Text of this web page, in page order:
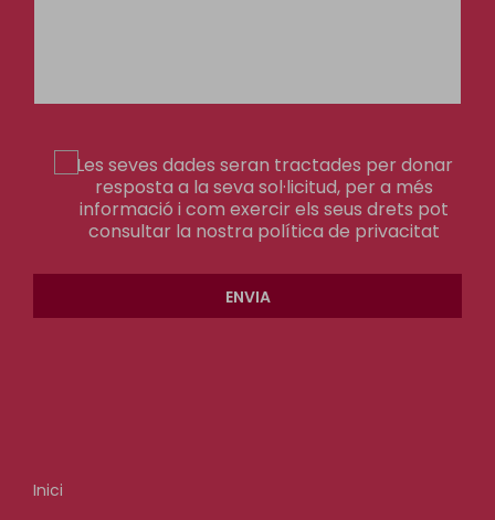
Les seves dades seran tractades per donar
resposta a la seva sol·licitud, per a més
informació i com exercir els seus drets pot
consultar la nostra política de privacitat
ENVIA
Inici